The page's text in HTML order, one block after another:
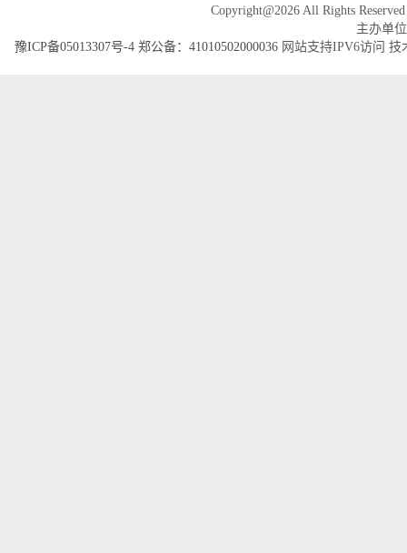
Copyright@2026 All Rights
主办单
豫ICP备05013307号-4 郑公备：41010502000036 网站支持IPV6访问 技